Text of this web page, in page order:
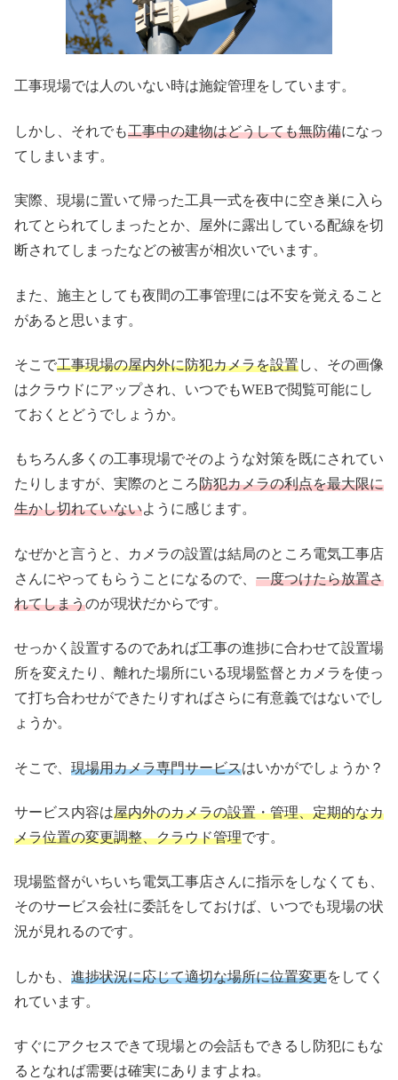
工事現場では人のいない時は施錠管理をしています。
しかし、それでも工事中の建物はどうしても無防備になっ
てしまいます。
実際、現場に置いて帰った工具一式を夜中に空き巣に入ら
れてとられてしまったとか、屋外に露出している配線を切
断されてしまったなどの被害が相次いでいます。
また、施主としても夜間の工事管理には不安を覚えること
があると思います。
そこで工事現場の屋内外に防犯カメラを設置し、その画像
はクラウドにアップされ、いつでもWEBで閲覧可能にし
ておくとどうでしょうか。
もちろん多くの工事現場でそのような対策を既にされてい
たりしますが、実際のところ防犯カメラの利点を最大限に
生かし切れていないように感じます。
なぜかと言うと、カメラの設置は結局のところ電気工事店
さんにやってもらうことになるので、 一度つけたら放置さ
れてしまうのが現状だからです。
せっかく設置するのであれば工事の進捗に合わせて設置場
所を変えたり、離れた場所にいる現場監督とカメラを使っ
て打ち合わせができたりすればさらに有意義ではないでし
ょうか。
そこで、 現場用カメラ専門サービスはいかがでしょうか？
サービス内容は屋内外のカメラの設置・管理、定期的なカ
メラ位置の変更調整、クラウド管理です。
現場監督がいちいち電気工事店さんに指示をしなくても、
そのサービス会社に委託をしておけば、いつでも現場の状
況が見れるのです。
しかも、 進捗状況に応じて適切な場所に位置変更をしてく
れています。
すぐにアクセスできて現場との会話もできるし防犯にもな
るとなれば需要は確実にありますよね。